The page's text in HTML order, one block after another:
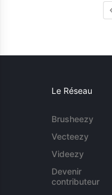
Le Réseau
Brusheezy
Vecteezy
Videezy
Devenir
contributeur